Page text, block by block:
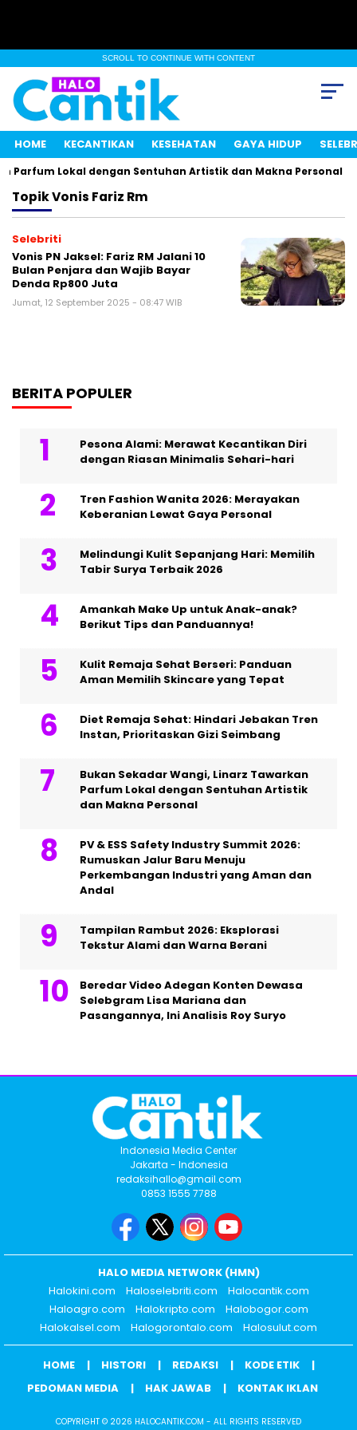
SCROLL TO CONTINUE WITH CONTENT
HOME KECANTIKAN KESEHATAN GAYA HIDUP
Parfum Lokal dengan Sentuhan Artistik dan Makna Personal
TopikVonis Fariz Rm
Selebriti
Vonis PN Jaksel: Fariz RM Jalani 10
Bulan Penjara dan Wajib Bayar
Denda Rp800 Juta
Jumat, 12 September 2025 - 08:47 WIB
BERITA POPULER
Pesona Alami: Merawat Kecantikan Diri
dengan Riasan Minimalis Sehari-hari
Tren Fashion Wanita 2026: Merayakan
Keberanian Lewat Gaya Personal
Melindungi Kulit Sepanjang Hari: Memilih
Tabir Surya Terbaik 2026
Amankah Make Up untuk Anak-anak?
Berikut Tips dan Panduannya!
Kulit Remaja Sehat Berseri: Panduan
Aman Memilih Skincare yang Tepat
Diet Remaja Sehat: Hindari Jebakan Tren
Instan, Prioritaskan Gizi Seimbang
Bukan Sekadar Wangi, Linarz Tawarkan
Parfum Lokal dengan Sentuhan Artistik
dan Makna Personal
PV & ESS Safety Industry Summit 2026:
Rumuskan Jalur Baru Menuju
Perkembangan Industri yang Aman dan
Andal
Tampilan Rambut 2026: Eksplorasi
Tekstur Alami dan Warna Berani
Beredar Video Adegan Konten Dewasa
Selebgram Lisa Mariana dan
Pasangannya, Ini Analisis Roy Suryo
Indonesia Media Center
Jakarta - Indonesia
redaksihallo@gmail.com
0853 1555 7788
HALO MEDIA NETWORK (HMN)
Halokini.com
Haloselebriti.com
Halocantik.com
Haloagro.com
Halokripto.com
Halobogor.com
Halokalsel.com
Halogorontalo.com Halosulut.com
HOME HISTORI REDAKSI
KODE ETIK
PEDOMAN MEDIA
HAK JAWAB KONTAK IKLAN
COPYRIGHT © 2026 HALOCANTIK.COM - ALL RIGHTS RESERVED